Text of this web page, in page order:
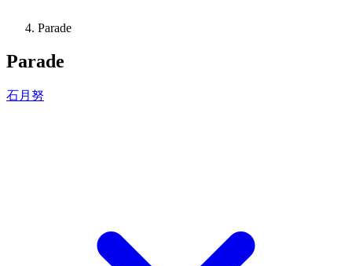
Parade
Parade
石月努